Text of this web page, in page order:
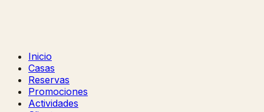
Inicio
Casas
Reservas
Promociones
Actividades